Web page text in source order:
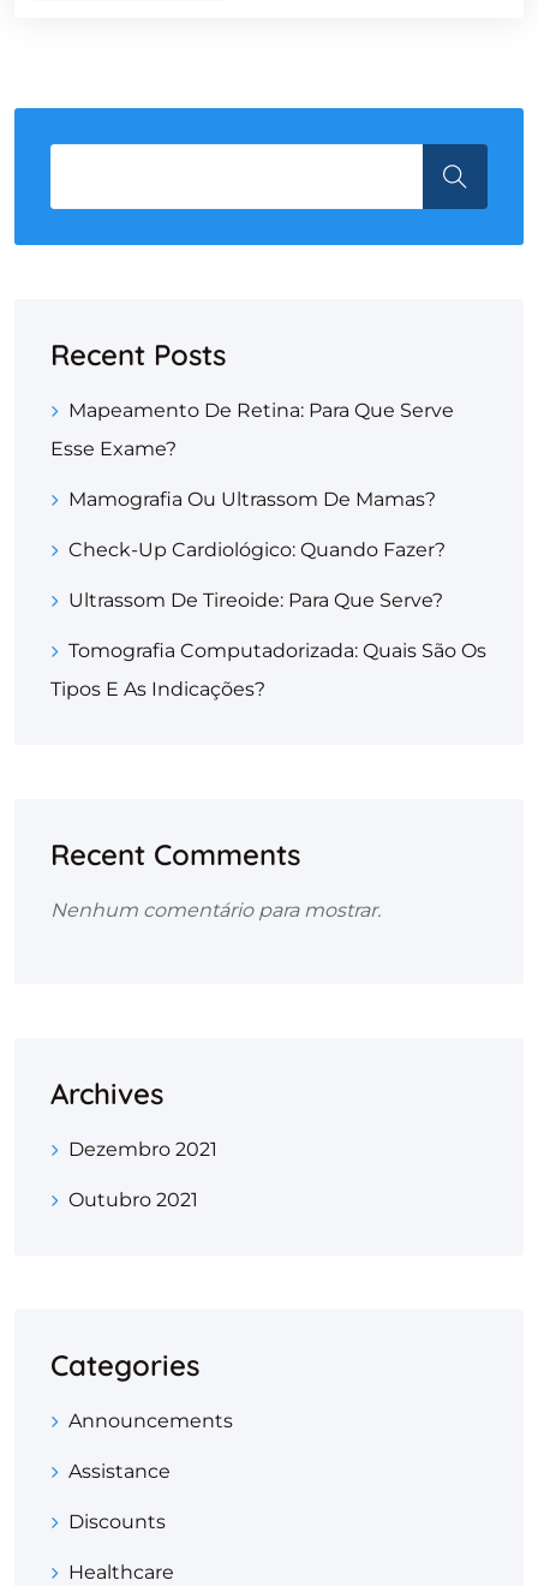
Recent Posts
Mapeamento De Retina: Para Que Serve
Esse Exame?
Mamografia Ou Ultrassom De Mamas?
Check-Up Cardiológico: Quando Fazer?
Ultrassom De Tireoide: Para Que Serve?
Tomografia Computadorizada: Quais São Os
Tipos E As Indicações?
Recent Comments
Nenhum comentário para mostrar.
Archives
Dezembro 2021
Outubro 2021
Categories
Announcements
Assistance
Discounts
Healthcare